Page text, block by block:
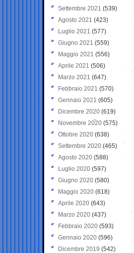
Settembre 2021 (539)
Agosto 2021 (423)
Luglio 2021 (577)
Giugno 2021(559)
Maggio 2021 (556)
Aprile 2021 (506)
Marzo 2021 (647)
Febbraio 2021 (570)
Gennaio 2021 (605)
Dicembre 2020 (619)
Novembre 2020 (575)
Ottobre 2020 (638)
Settembre 2020(465)
Agosto 2020 (588)
Luglio 2020 (597)
Giugno 2020 (580)
Maggio 2020 (618)
Aprile 2020 (643)
Marzo 2020 (437)
Febbraio 2020 (593)
Gennaio 2020 (596)
Dicembre 2019 (542)